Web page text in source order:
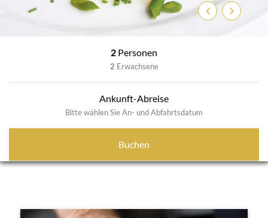
ZurückWeiter
2 Personen
2 Erwachsene
Ankunft-Abreise
Bitte wählen Sie An- und Abfahrtsdatum
Buchen